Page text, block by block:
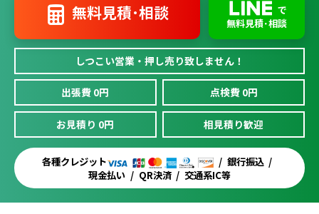
無料見積･相談
で
無料見積･相談
しつこい営業・押し売り致しません！
出張費 0円 点検費 0円
お見積り 0円 相見積り歓迎
各種クレジット
銀行振込
現金払い
QR決済 交通系IC等